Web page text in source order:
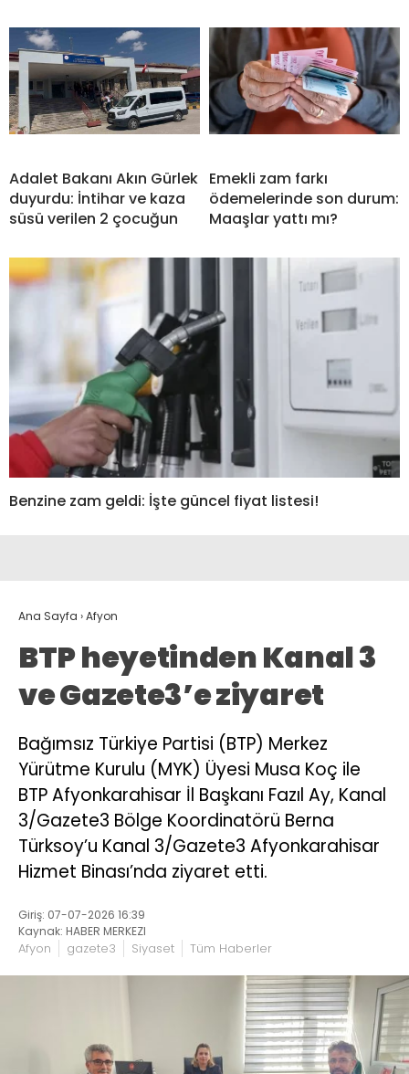
Adalet Bakanı Akın Gürlek
duyurdu: İntihar ve kaza
süsü verilen 2 çocuğun
Emekli zam farkı
ödemelerinde son durum:
Maaşlar yattı mı?
Benzine zam geldi: İşte güncel fiyat listesi!
Ana Sayfa ›Afyon
BTP heyetinden Kanal 3
ve Gazete3’e ziyaret
Bağımsız Türkiye Partisi (BTP) Merkez
Yürütme Kurulu (MYK) Üyesi Musa Koç ile
BTP Afyonkarahisar İl Başkanı Fazıl Ay, Kanal
3/Gazete3 Bölge Koordinatörü Berna
Türksoy’u Kanal 3/Gazete3 Afyonkarahisar
Hizmet Binası’nda ziyaret etti.
Giriş: 07-07-2026 16:39
Kaynak: HABER MERKEZI
Afyon gazete3 Siyaset Tüm Haberler